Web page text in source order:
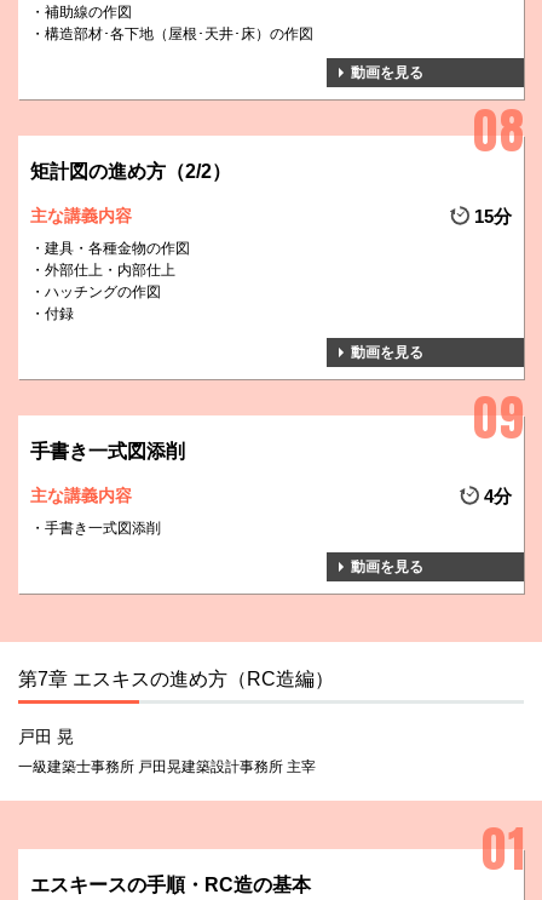
補助線の作図
構造部材･各下地（屋根･天井･床）の作図
動画を見る
矩計図の進め方（2/2）
主な講義内容 15分
建具・各種金物の作図
外部仕上・内部仕上
ハッチングの作図
付録
動画を見る
手書き一式図添削
主な講義内容 4分
手書き一式図添削
動画を見る
第7章 エスキスの進め方（RC造編）
戸田 晃
一級建築士事務所 戸田晃建築設計事務所 主宰
エスキースの手順・RC造の基本